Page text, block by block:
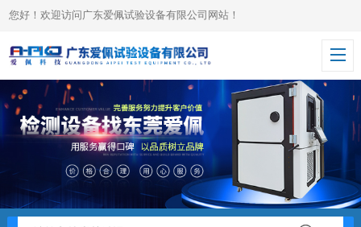
您好！欢迎访问广东爱佩试验设备有限公司网站！